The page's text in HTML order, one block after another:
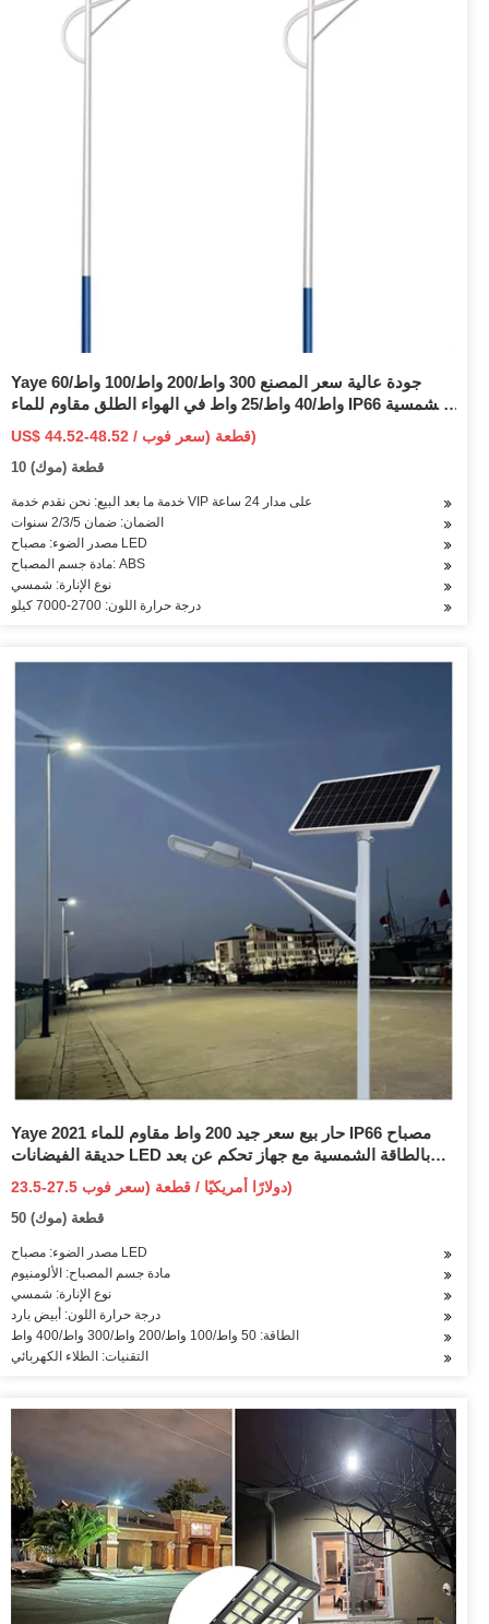
Yaye جودة عالية سعر المصنع 300 واط/200 واط/100 واط/60
واط/40 واط/25 واط في الهواء الطلق مقاوم للماء IP66 الشمسية
LED نفق الفيضانات حديقة بارك 1000 قطعة الأسهم 2 سنة
الضمان مصباح
US$ 44.52-48.52 / قطعة (سعر فوب)
10 قطعة (موك)
خدمة ما بعد البيع: نحن نقدم خدمة VIP على مدار 24 ساعة
الضمان: ضمان 2/3/5 سنوات
مصدر الضوء: مصباح LED
مادة جسم المصباح: ABS
نوع الإنارة: شمسي
درجة حرارة اللون: 2700-7000 كيلو
Yaye 2021 حار بيع سعر جيد 200 واط مقاوم للماء IP66 مصباح
حديقة الفيضانات LED بالطاقة الشمسية مع جهاز تحكم عن بعد
23.5-27.5 دولارًا أمريكيًا / قطعة (سعر فوب)
50 قطعة (موك)
مصدر الضوء: مصباح LED
مادة جسم المصباح: الألومنيوم
نوع الإنارة: شمسي
درجة حرارة اللون: أبيض بارد
الطاقة: 50 واط/100 واط/200 واط/300 واط/400 واط
التقنيات: الطلاء الكهربائي